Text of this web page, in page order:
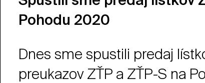
Pohodu 2020
Dnes sme spustili predaj
preukazov ZŤP a ZŤP-S na